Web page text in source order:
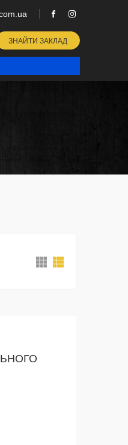
ЗНАЙТИ ЗАКЛАД